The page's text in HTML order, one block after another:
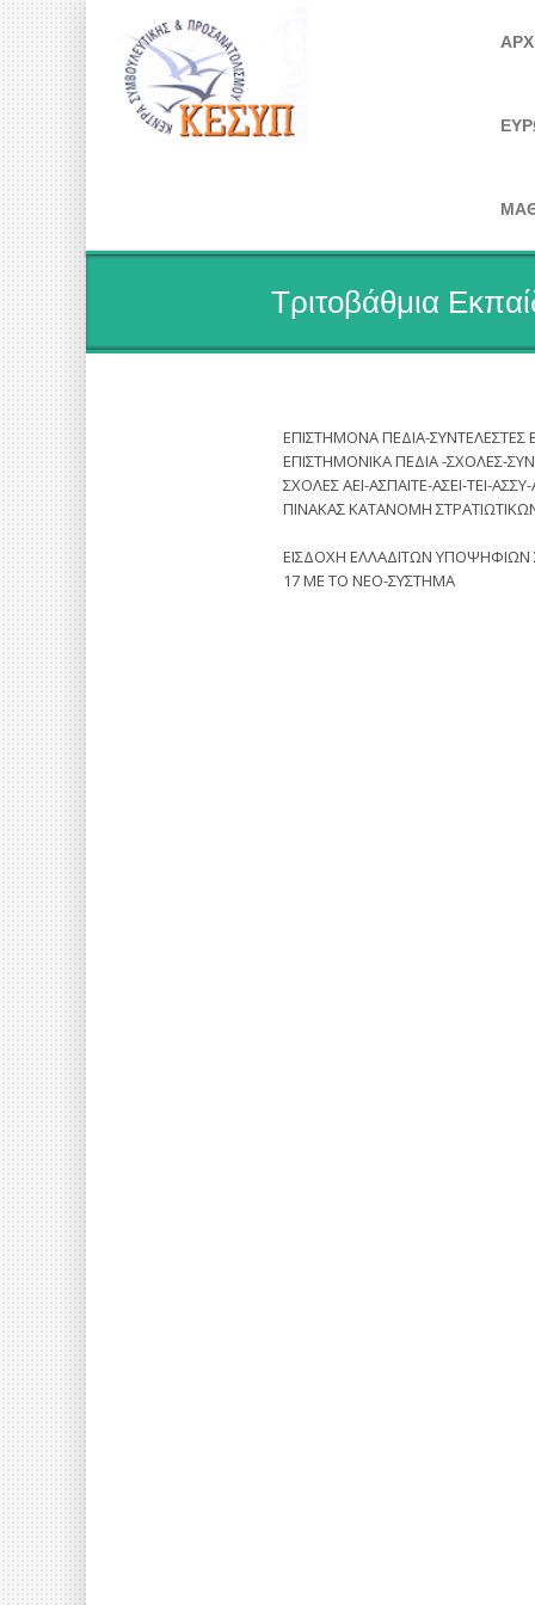
Τριτοβάθμια
ΕΠΙΣΤΗΜΟΝΑ ΠΕΔΙΑ-ΣΥΝΤΕΛΕΣΤΕΣ
ΕΠΙΣΤΗΜΟΝΙΚΑ ΠΕΔΙΑ -ΣΧΟΛΕΣ-
ΣΧΟΛΕΣ ΑΕΙ-ΑΣΠΑΙΤΕ-ΑΣΕΙ-ΤΕΙ-
ΠΙΝΑΚΑΣ ΚΑΤΑΝΟΜΗ
ΕΙΣΔΟΧΗ ΕΛΛΑΔΙΤΩΝ ΥΠΟΨΗΦΙΩΝ
17 ΜΕ ΤΟ ΝΕΟ-ΣΥΣΤΗΜΑ